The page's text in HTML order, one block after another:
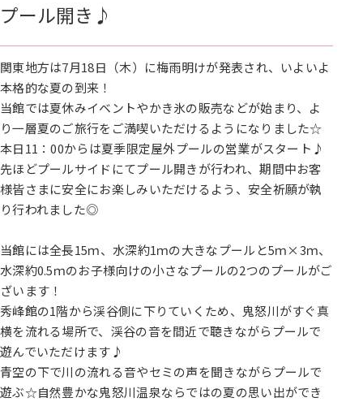
プール開き♪
関東地方は7月18日（木）に梅雨明けが発表され、いよいよ
本格的な夏の到来！
当館では夏休みイベントやかき氷の販売などが始まり、よ
り一層夏のご旅行をご満喫いただけるようになりました☆
本日11：00からは夏季限定屋外プールの営業がスタート♪
先ほどプールサイドにてプール開きが行われ、期間中お客
様皆さまに安全にお楽しみいただけるよう、安全祈願が執
り行われました◎
当館には全長15ｍ、水深約1ｍの大きなプールと5ｍ×3ｍ、
水深約0.5ｍのお子様向けの小さなプールの2つのプールがご
ざいます！
秀峰館の1階から渓谷側に下りていくため、鬼怒川がすぐ真
横を流れる場所で、渓谷の音を間近で聴きながらプールで
遊んでいただけます♪
青空の下で川の流れる音やセミの声を聞きながらプールで
遊ぶ☆自然豊かな鬼怒川温泉ならではの夏の思い出ができ